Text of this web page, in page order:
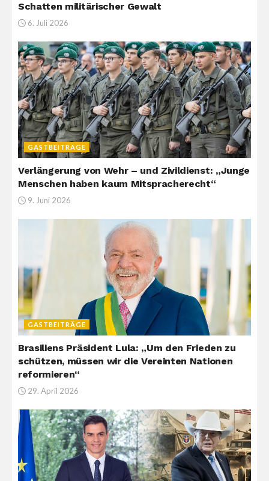
Schatten militärischer Gewalt
6. Juli 2026
GASTBEITRÄGE
Verlängerung von Wehr – und Zivildienst: „Junge
Menschen haben kaum Mitspracherecht“
9. Juni 2026
GASTBEITRÄGE
Brasiliens Präsident Lula: „Um den Frieden zu
schützen, müssen wir die Vereinten Nationen
reformieren“
29. April 2026